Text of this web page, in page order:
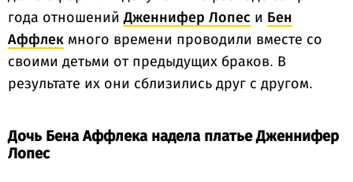
года отношенийДженнифер Лопес и Бен
Аффлек много времени проводили вместе со
своими детьми от предыдущих браков. В
результате их они сблизились друг с другом.
Дочь Бена Аффлека надела платье Дженнифер
Лопес